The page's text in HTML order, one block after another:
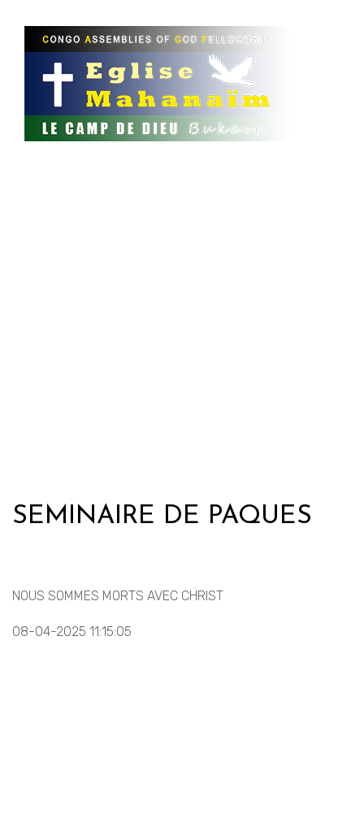
SEMINAIRE DE PAQUES
NOUS SOMMES MORTS AVEC CHRIST
08-04-2025 11:15:05